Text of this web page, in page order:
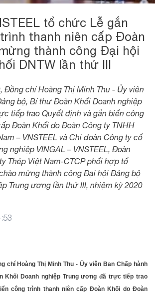
tổ chức Lễ gắn
thanh niên cấp Đoàn
thành công Đại hội
DNTW lần thứ III
Đồng chí Hoàng Thị Minh Thu - Ủy viên
bộ, Bí thư Đoàn Khối Doanh nghiệp
tiếp trao Quyết định và gắn biển công
Đoàn Khối do Đoàn Công ty TNHH
– VNSTEEL và Chi đoàn Công ty cổ
nghiệp VINGAL – VNSTEEL, Đoàn
Thép Việt Nam-CTCP phối hợp tổ
mừng thành công Đại hội Đảng bộ
Trung ương lần thứ III, nhiệm kỳ 2020
chí Hoàng Thị Minh Thu - Ủy viên Ban Chấp hành
Khối Doanh nghiệp Trung ương đã trực tiếp trao
công trình thanh niên cấp Đoàn Khối do Đoàn